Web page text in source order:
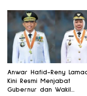
Anwar Hafid-Reny
Kini Resmi Menjabat
Gubernur dan Wakil